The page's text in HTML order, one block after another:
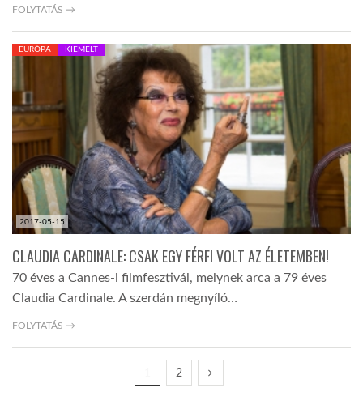
FOLYTATÁS →
2017-05-15
EURÓPA KIEMELT
CLAUDIA CARDINALE: CSAK EGY FÉRFI VOLT AZ ÉLETEMBEN!
70 éves a Cannes-i filmfesztivál, melynek arca a 79 éves
Claudia Cardinale. A szerdán megnyíló…
FOLYTATÁS →
2